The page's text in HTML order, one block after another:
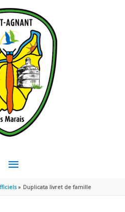
MENU
PRINCIPAL
Duplicata livret de famille